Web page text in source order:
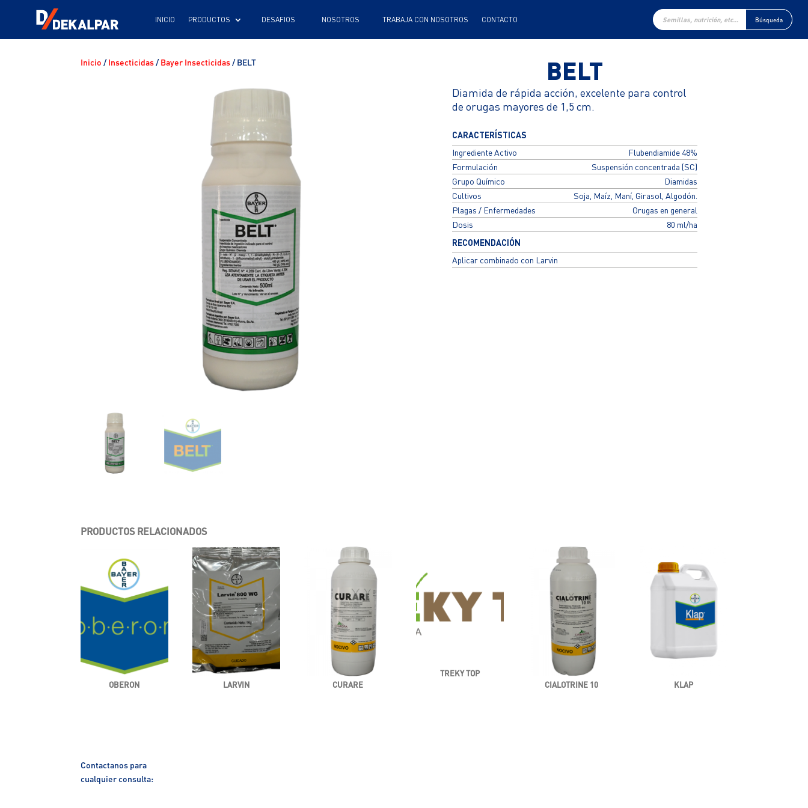
INICIO TRABAJA CON NOSOTROS CONTACTO
Búsqueda
de
productos
Búsqueda
Inicio /Insecticidas/Bayer Insecticidas/ BELT BELT
Diamida de rápida acción, excelente para control
de orugas mayores de 1,5 cm.
CARACTERÍSTICAS
Ingrediente Activo
Flubendiamide 48%
Formulación
Suspensión concentrada (SC)
Grupo Químico
Diamidas
Cultivos
Soja, Maíz, Maní, Girasol, Algodón.
Plagas / Enfermedades
Orugas en general
Dosis
80 ml/ha
RECOMENDACIÓN
Aplicar combinado con Larvin
PRODUCTOS RELACIONADOS
OBERON LARVIN CURARE
TREKY TOP
CIALOTRINE 10
KLAP
Contactanos para
cualquier consulta: